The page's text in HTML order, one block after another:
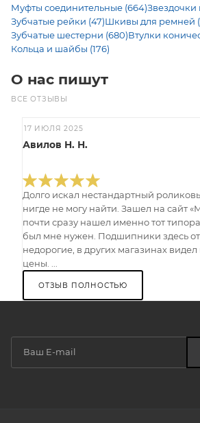
Муфты соединительные (664)Звездочки
Зубчатые рейки (47)Шкивы для ремней
Зубчатые шестерни (680)Втулки
Кольца и шайбы (176)
О нас пишут
ВСЕ ОТЗЫВЫ
17 ИЮЛЯ 2025
Авилов Н. Н.
Долго искал нестандартный
нигде не могу найти. Зашел на сайт
почти сразу нашел именно тот
был мне нужен. Подшипники здесь
недорогие, в других магазинах
цены. ...
ОТЗЫВ ПОЛНОСТЬЮ